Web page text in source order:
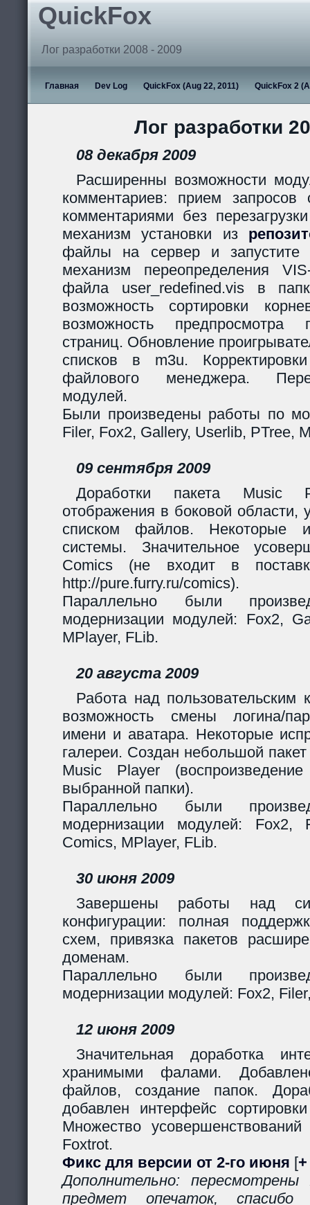
QuickFox
Лог разработки 2008 - 2009
Главная Dev Log QuickFox (Aug 22, 2011) QuickFox 2
Лог разработки
08 декабря 2009
Расширенны возможности
комментариев: прием запросов
комментариями без
механизм установки из
файлы на сервер и запустите
механизм переопределения
файла user_redefined.vis в
возможность сортировки
возможность предпросмотра
страниц. Обновление
списков в m3u.
файлового менеджера.
модулей.
Были произведены работы по
Filer, Fox2, Gallery, Userlib, PTree,
09 сентября 2009
Доработки пакета Music
отображения в боковой области,
списком файлов. Некоторые
системы. Значительное
Comics (не входит в
http://pure.furry.ru/comics).
Параллельно были
модернизации модулей: Fox2,
MPlayer, FLib.
20 августа 2009
Работа над пользовательским
возможность смены логина/
имени и аватара. Некоторые
галереи. Создан небольшой
Music Player
выбранной папки).
Параллельно были
модернизации модулей: Fox2,
Comics, MPlayer, FLib.
30 июня 2009
Завершены работы над
конфигурации: полная
схем, привязка пакетов
доменам.
Параллельно были
модернизации модулей: Fox2,
12 июня 2009
Значительная доработка
хранимыми фалами.
файлов, создание папок.
добавлен интерфейс
Множество
Foxtrot.
Фикс для версии от 2-го июня [
Дополнительно:
предмет опечаток,